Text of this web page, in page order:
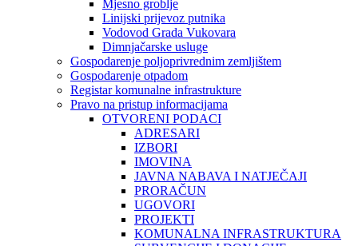
Mjesno groblje
Linijski prijevoz putnika
Vodovod Grada Vukovara
Dimnjačarske usluge
Gospodarenje poljoprivrednim zemljištem
Gospodarenje otpadom
Registar komunalne infrastrukture
Pravo na pristup informacijama
OTVORENI PODACI
ADRESARI
IZBORI
IMOVINA
JAVNA NABAVA I NATJEČAJI
PRORAČUN
UGOVORI
PROJEKTI
KOMUNALNA INFRASTRUKTURA